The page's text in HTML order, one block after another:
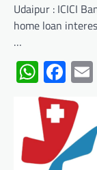
Udaipur : ICICI
home loan
…